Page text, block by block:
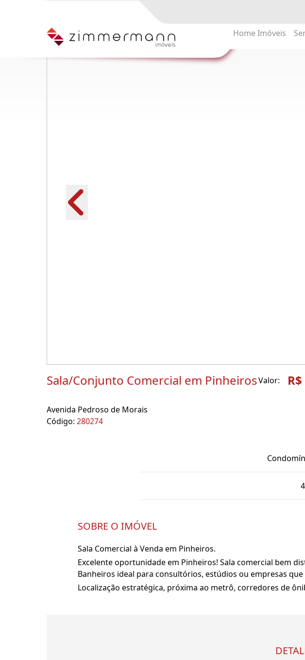
Home Imóveis
Sala/Conjunto Comercial em PinheirosValor:
Avenida Pedroso de Morais
Código: 280274
SOBRE O IMÓVEL
Sala Comercial à Venda em Pinheiros.
Excelente oportunidade em Pinheiros! Sala comercial bem
Banheiros ideal para consultórios, estúdios ou empresas
Localização estratégica, próxima ao metrô, corredores de